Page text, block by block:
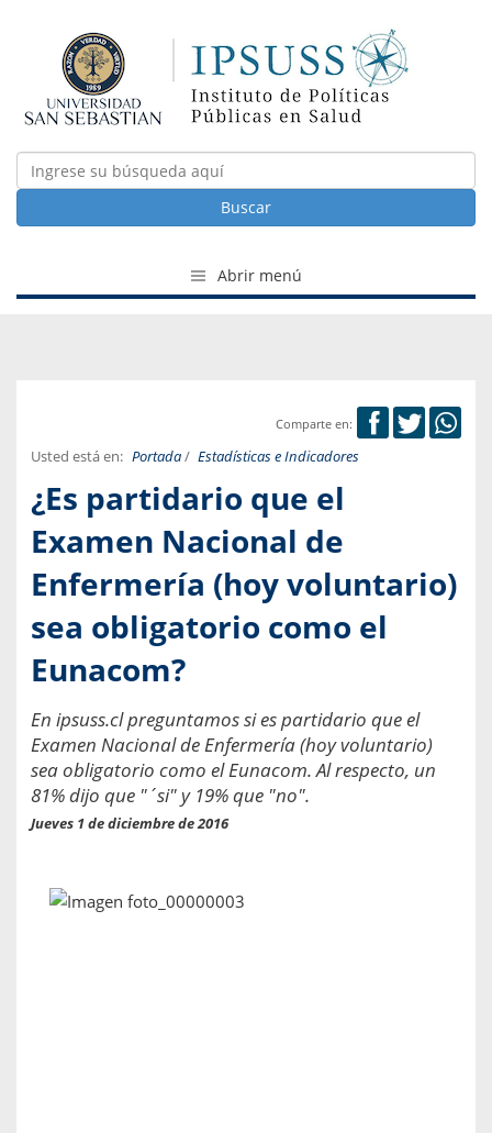
Buscar
Abrir menú
Comparte en:
Usted está en: Portada/ Estadísticas e Indicadores
¿Es partidario que el
Examen Nacional de
Enfermería (hoy voluntario)
sea obligatorio como el
Eunacom?
En ipsuss.cl preguntamos si es partidario que el
Examen Nacional de Enfermería (hoy voluntario)
sea obligatorio como el Eunacom. Al respecto, un
81% dijo que "´si" y 19% que "no".
Jueves 1 de diciembre de 2016